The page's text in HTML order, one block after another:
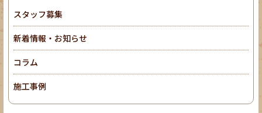
スタッフ募集
新着情報・お知らせ
コラム
施工事例